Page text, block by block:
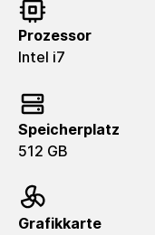
Prozessor
Intel i7
Speicherplatz
512 GB
Grafikkarte